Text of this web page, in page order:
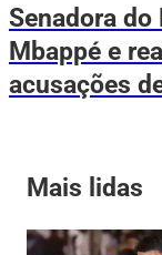
Senadora
Mbappé e
acusações
Mais lidas